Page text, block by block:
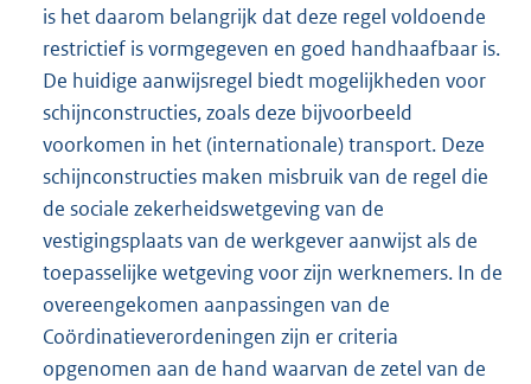
is het daarom belangrijk dat deze regel voldoende
restrictief is vormgegeven en goed handhaafbaar is.
De huidige aanwijsregel biedt mogelijkheden voor
schijnconstructies, zoals deze bijvoorbeeld
voorkomen in het (internationale) transport. Deze
schijnconstructies maken misbruik van de regel die
de sociale zekerheidswetgeving van de
vestigingsplaats van de werkgever aanwijst als de
toepasselijke wetgeving voor zijn werknemers. In de
overeengekomen aanpassingen van de
Coördinatieverordeningen zijn er criteria
opgenomen aan de hand waarvan de zetel van de